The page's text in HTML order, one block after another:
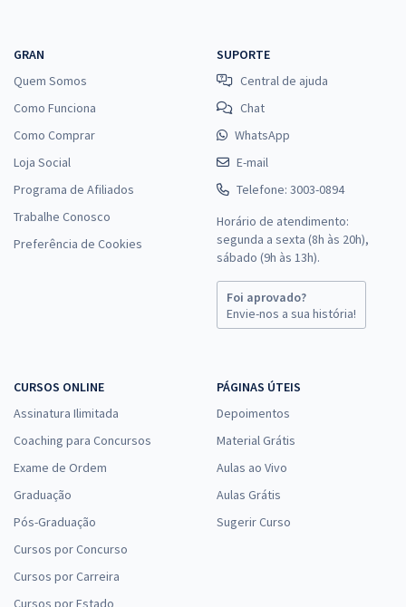
GRAN
Quem Somos
Como Funciona
Como Comprar
Loja Social
Programa de Afiliados
Trabalhe Conosco
Preferência de Cookies
SUPORTE
Central de ajuda
Chat
WhatsApp
E-mail
Telefone: 3003-0894
Horário de atendimento:
segunda a sexta (8h às 20h),
sábado (9h às 13h).
Foi aprovado?
Envie-nos a sua história!
CURSOS ONLINE
Assinatura Ilimitada
Coaching para Concursos
Exame de Ordem
Graduação
Pós-Graduação
Cursos por Concurso
Cursos por Carreira
Cursos por Estado
PÁGINAS ÚTEIS
Depoimentos
Material Grátis
Aulas ao Vivo
Aulas Grátis
Sugerir Curso